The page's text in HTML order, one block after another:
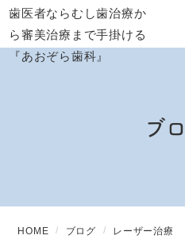
ブ
HOME ブログ レーザー治療